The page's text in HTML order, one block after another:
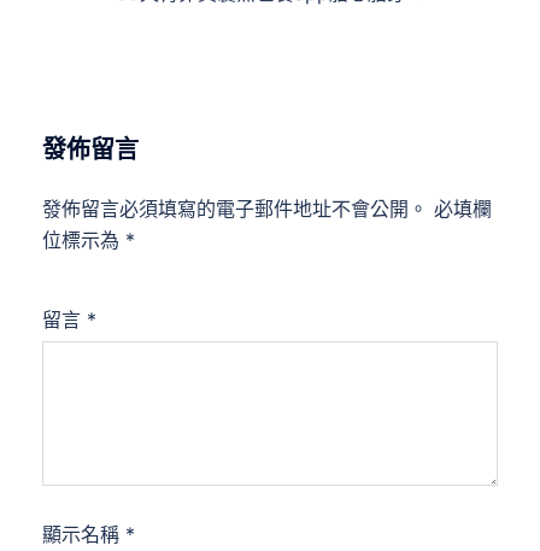
發佈留言
發佈留言必須填寫的電子郵件地址不會公開。 必填欄
位標示為 *
留言 *
顯示名稱 *